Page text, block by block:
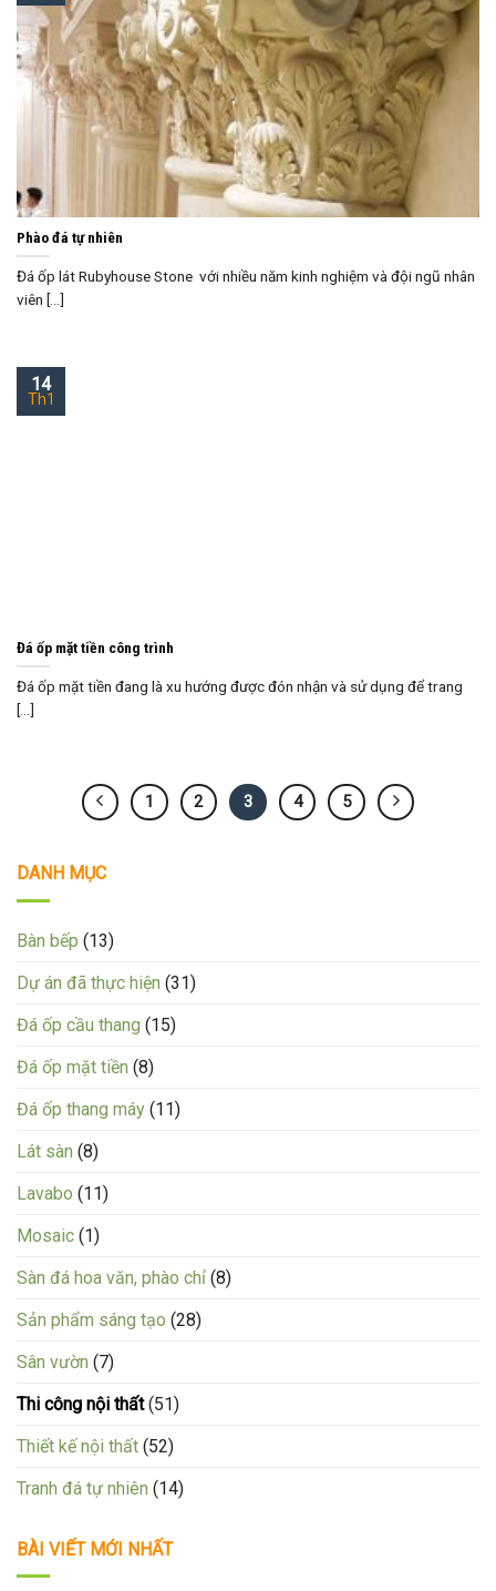
Phào đá tự nhiên
Đá ốp lát Rubyhouse Stone với nhiều năm kinh nghiệm và đội ngũ nhân
viên [...]
Đá ốp mặt tiền công trình
Đá ốp mặt tiền đang là xu hướng được đón nhận và sử dụng để trang
[...]
14
Th1
1 2 3 4 5
DANH MỤC
Bàn bếp (13)
Dự án đã thực hiện (31)
Đá ốp cầu thang (15)
Đá ốp mặt tiền (8)
Đá ốp thang máy (11)
Lát sàn (8)
Lavabo (11)
Mosaic (1)
Sàn đá hoa văn, phào chỉ (8)
Sản phẩm sáng tạo (28)
Sân vườn (7)
Thi công nội thất(51)
Thiết kế nội thất (52)
Tranh đá tự nhiên (14)
BÀI VIẾT MỚI NHẤT